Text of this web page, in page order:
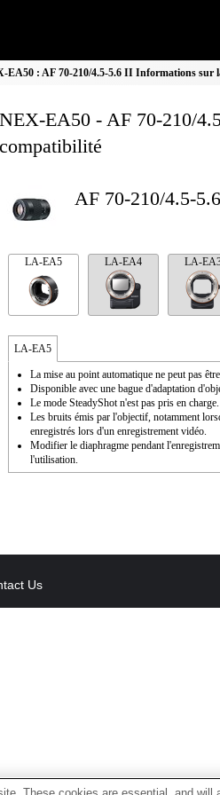
EA50 : AF 70-210/4.5-5.6 II Informations sur
NEX-EA50 - AF 70-210/
compatibilité
AF 70-210/4.5-
LA-EA5 LA-EA4 LA-
LA-EA5
La mise au point automatique ne peut pas
Disponible avec une bague d'adaptation
Le mode SteadyShot n'est pas pris en charge.
Les bruits émis par l'objectif, notamment
enregistrés lors d'un enregistrement vidéo.
Modifier le diaphragme pendant
l'utilisation.
Us